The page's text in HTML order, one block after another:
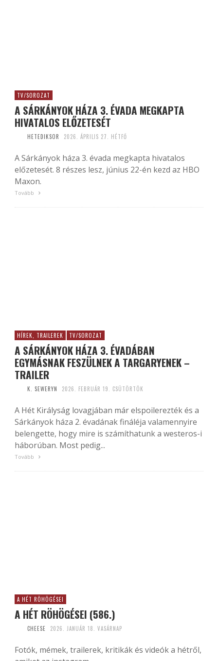
TV/SOROZAT
A SÁRKÁNYOK HÁZA 3. ÉVADA MEGKAPTA
HIVATALOS ELŐZETESÉT
HETEDIKSOR 2026. ÁPRILIS 27. HÉTFŐ
A Sárkányok háza 3. évada megkapta hivatalos
előzetesét. 8 részes lesz, június 22-én kezd az HBO
Maxon.
Tovább
HÍREK, TRAILEREK TV/SOROZAT
A SÁRKÁNYOK HÁZA 3. ÉVADÁBAN
EGYMÁSNAK FESZÜLNEK A TARGARYENEK –
TRAILER
K. SEWERYN 2026. FEBRUÁR 19. CSÜTÖRTÖK
A Hét Királyság lovagjában már elspoilerezték és a
Sárkányok háza 2. évadának fináléja valamennyire
belengette, hogy mire is számíthatunk a westeros-i
háborúban. Most pedig...
Tovább
A HÉT RÖHÖGÉSEI
A HÉT RÖHÖGÉSEI (586.)
CHEESE 2026. JANUÁR 18. VASÁRNAP
Fotók, mémek, trailerek, kritikák és videók a hétről,